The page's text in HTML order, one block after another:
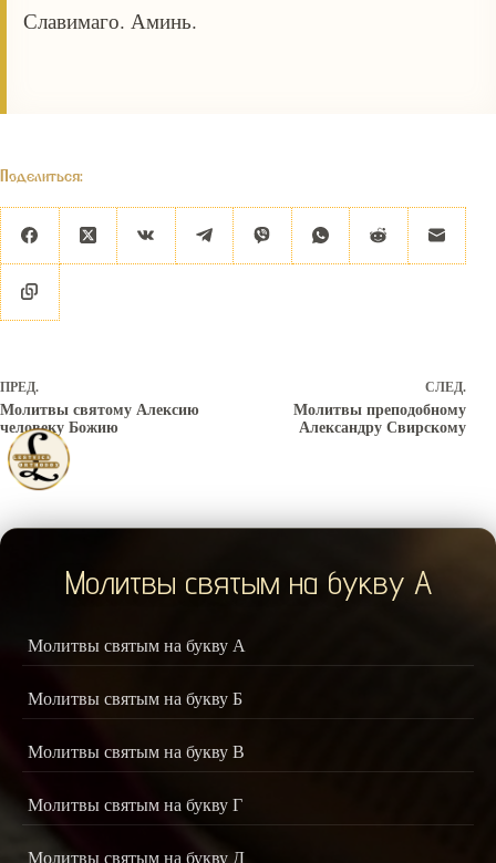
Славимаго. Аминь.
Поделиться:
ПРЕД.
Молитвы святому Алексию
человеку Божию
СЛЕД.
Молитвы преподобному
Александру Свирскому
Молитвы святым на букву А
Молитвы святым на букву А
Молитвы святым на букву Б
Молитвы святым на букву В
Молитвы святым на букву Г
Молитвы святым на букву Д